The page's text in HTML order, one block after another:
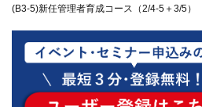
(B3-5)新任管理者育成コース（2/4-5＋3/5）